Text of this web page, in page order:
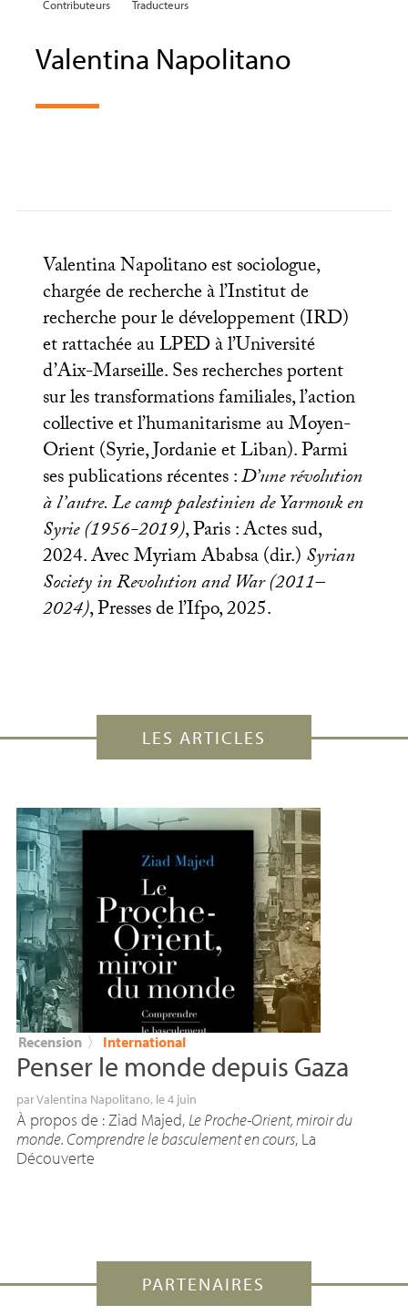
Contributeurs Traducteurs
Valentina Napolitano
Valentina Napolitano est sociologue,
chargée de recherche à l’Institut de
recherche pour le développement (IRD)
et rattachée auLPEDà l’Université
d’Aix-Marseille. Ses recherches portent
sur les transformations familiales, l’action
collective et l’humanitarisme au Moyen-
Orient (Syrie, Jordanie et Liban). Parmi
ses publications récentes :D’une révolution
à l’autre. Le camp palestinien de Yarmouk en
Syrie (1956-2019), Paris : Actes sud,
2024. Avec Myriam Ababsa (dir.)Syrian
Society in Revolution and War (2011–
2024), Presses de l’Ifpo, 2025.
LES ARTICLES
Recension 〉 International
Penser le monde depuis Gaza
parValentina Napolitano, le 4 juin
À propos de : Ziad Majed,Le Proche-Orient, miroir du
monde. Comprendre le basculement en cours, La
Découverte
PARTENAIRES